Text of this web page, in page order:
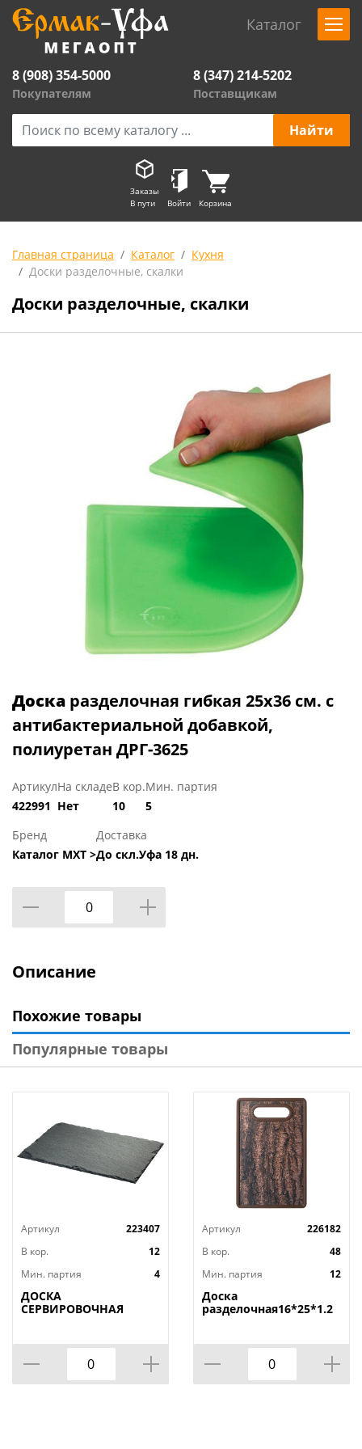
Каталог
8 (908) 354-5000
Покупателям
8 (347) 214-5202
Поставщикам
Заказы
В пути
Войти Корзина
Главная страница Каталог
Кухня
Доски разделочные, скалки
Доски разделочные, скалки
Доска разделочная гибкая 25х36 см. с
антибактериальной добавкой,
полиуретан ДРГ-3625
Артикул
422991
На складе
Нет
В кор.
10
Мин. партия
5
Бренд
Каталог МХТ >
Доставка
До скл.Уфа 18 дн.
Описание
Похожие товары
Популярные товары
Артикул
223407
В кор.
12
Мин. партия
4
ДОСКА
СЕРВИРОВОЧНАЯ
УПАКОВКИ, КОР=12ШТ.
Артикул
226182
В кор.
48
Мин. партия
12
Доска
разделочная16*25*1.2